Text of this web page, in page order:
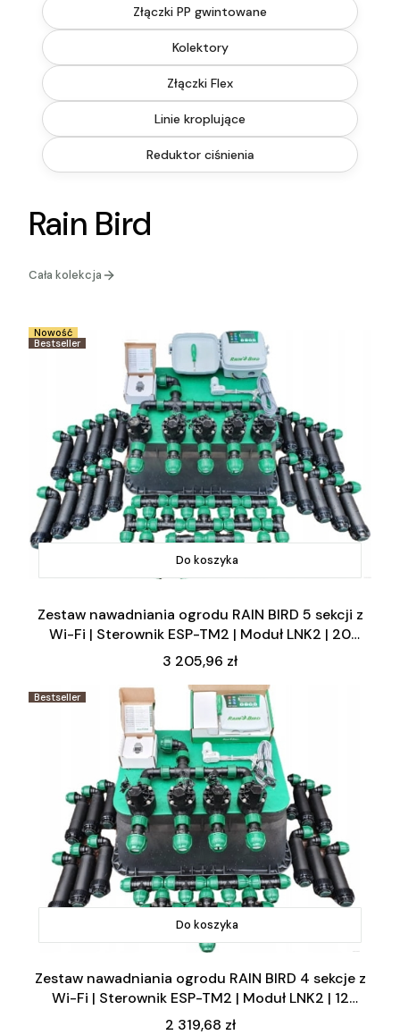
Złączki PP gwintowane
Kolektory
Złączki Flex
Linie kroplujące
Reduktor ciśnienia
Rain Bird
Cała kolekcja
Bestseller
Nowość
Do koszyka
Zestaw nawadniania ogrodu RAIN BIRD 5 sekcji z
Wi-Fi | Sterownik ESP-TM2 | Moduł LNK2 | 20
zraszaczy
Cena
3 205,96 zł
Bestseller
Do koszyka
Zestaw nawadniania ogrodu RAIN BIRD 4 sekcje z
Wi-Fi | Sterownik ESP-TM2 | Moduł LNK2 | 12
zraszaczy
Cena
2 319,68 zł